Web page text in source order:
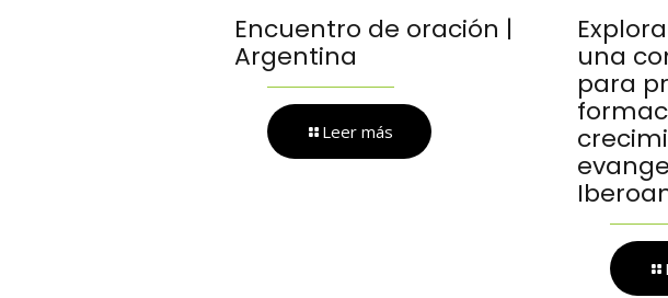
Encuentro de oración |
Argentina
Leer más
una
para